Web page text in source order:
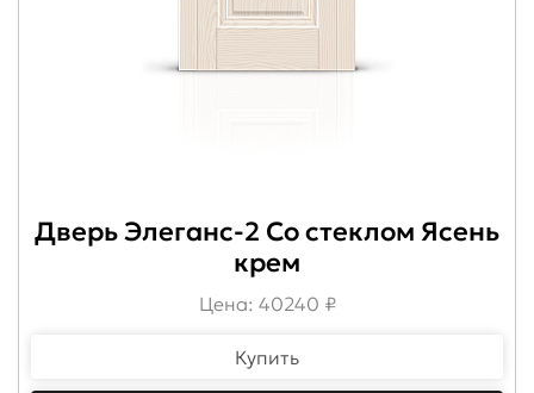
Дверь Элеганс-2 Со стеклом Ясень
крем
Цена: 40240 ₽
Купить